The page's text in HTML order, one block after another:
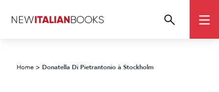
Home > Donatella Di Pietrantonio à Stockholm